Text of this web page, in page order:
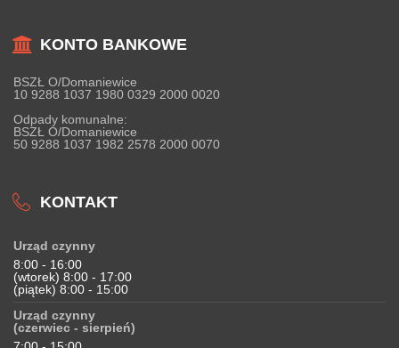
KONTO BANKOWE
BSZŁ O/Domaniewice
10 9288 1037 1980 0329 2000 0020
Odpady komunalne:
BSZŁ O/Domaniewice
50 9288 1037 1982 2578 2000 0070
KONTAKT
Urząd czynny
8:00 - 16:00
(wtorek) 8:00 - 17:00
(piątek) 8:00 - 15:00
Urząd czynny
(czerwiec - sierpień)